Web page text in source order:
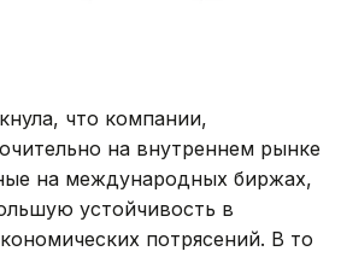
что компании,
на внутреннем рынке
на международных биржах,
устойчивость в
потрясений. В то